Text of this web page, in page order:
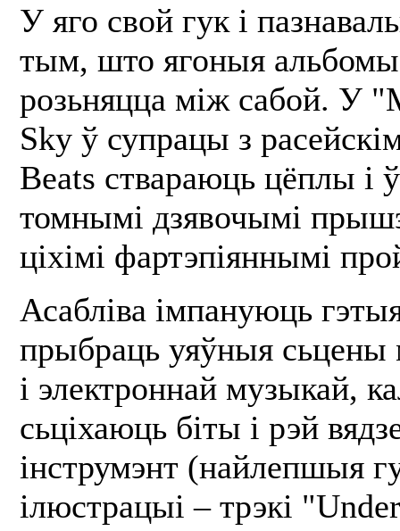
У яго свой гук і
тым, што ягоныя
розьняцца між сабой. У
Sky ў супрацы з
Beats ствараюць цёплы і
томнымі дзявочымі
ціхімі фартэпіяннымі
Асабліва імпануюць
прыбраць уяўныя сьцены
і электроннай музыкай,
сьціхаюць біты і рэй
інструмэнт (найлепшыя
ілюстрацыі – трэкі